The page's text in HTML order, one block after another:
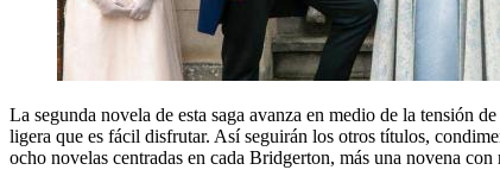
La segunda novela de esta saga avanza en medio de la tensión
ligera que es fácil disfrutar. Así seguirán los otros títulos,
ocho novelas centradas en cada Bridgerton, más una novena